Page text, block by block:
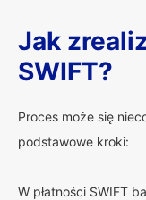
Jak
SWIFT?
Proces może się
podstawowe kroki:
W płatności SWIFT